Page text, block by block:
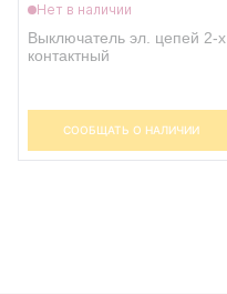
Нет в наличии
Выключатель эл. цепей 2-х
контактный
СООБЩАТЬ О НАЛИЧИИ